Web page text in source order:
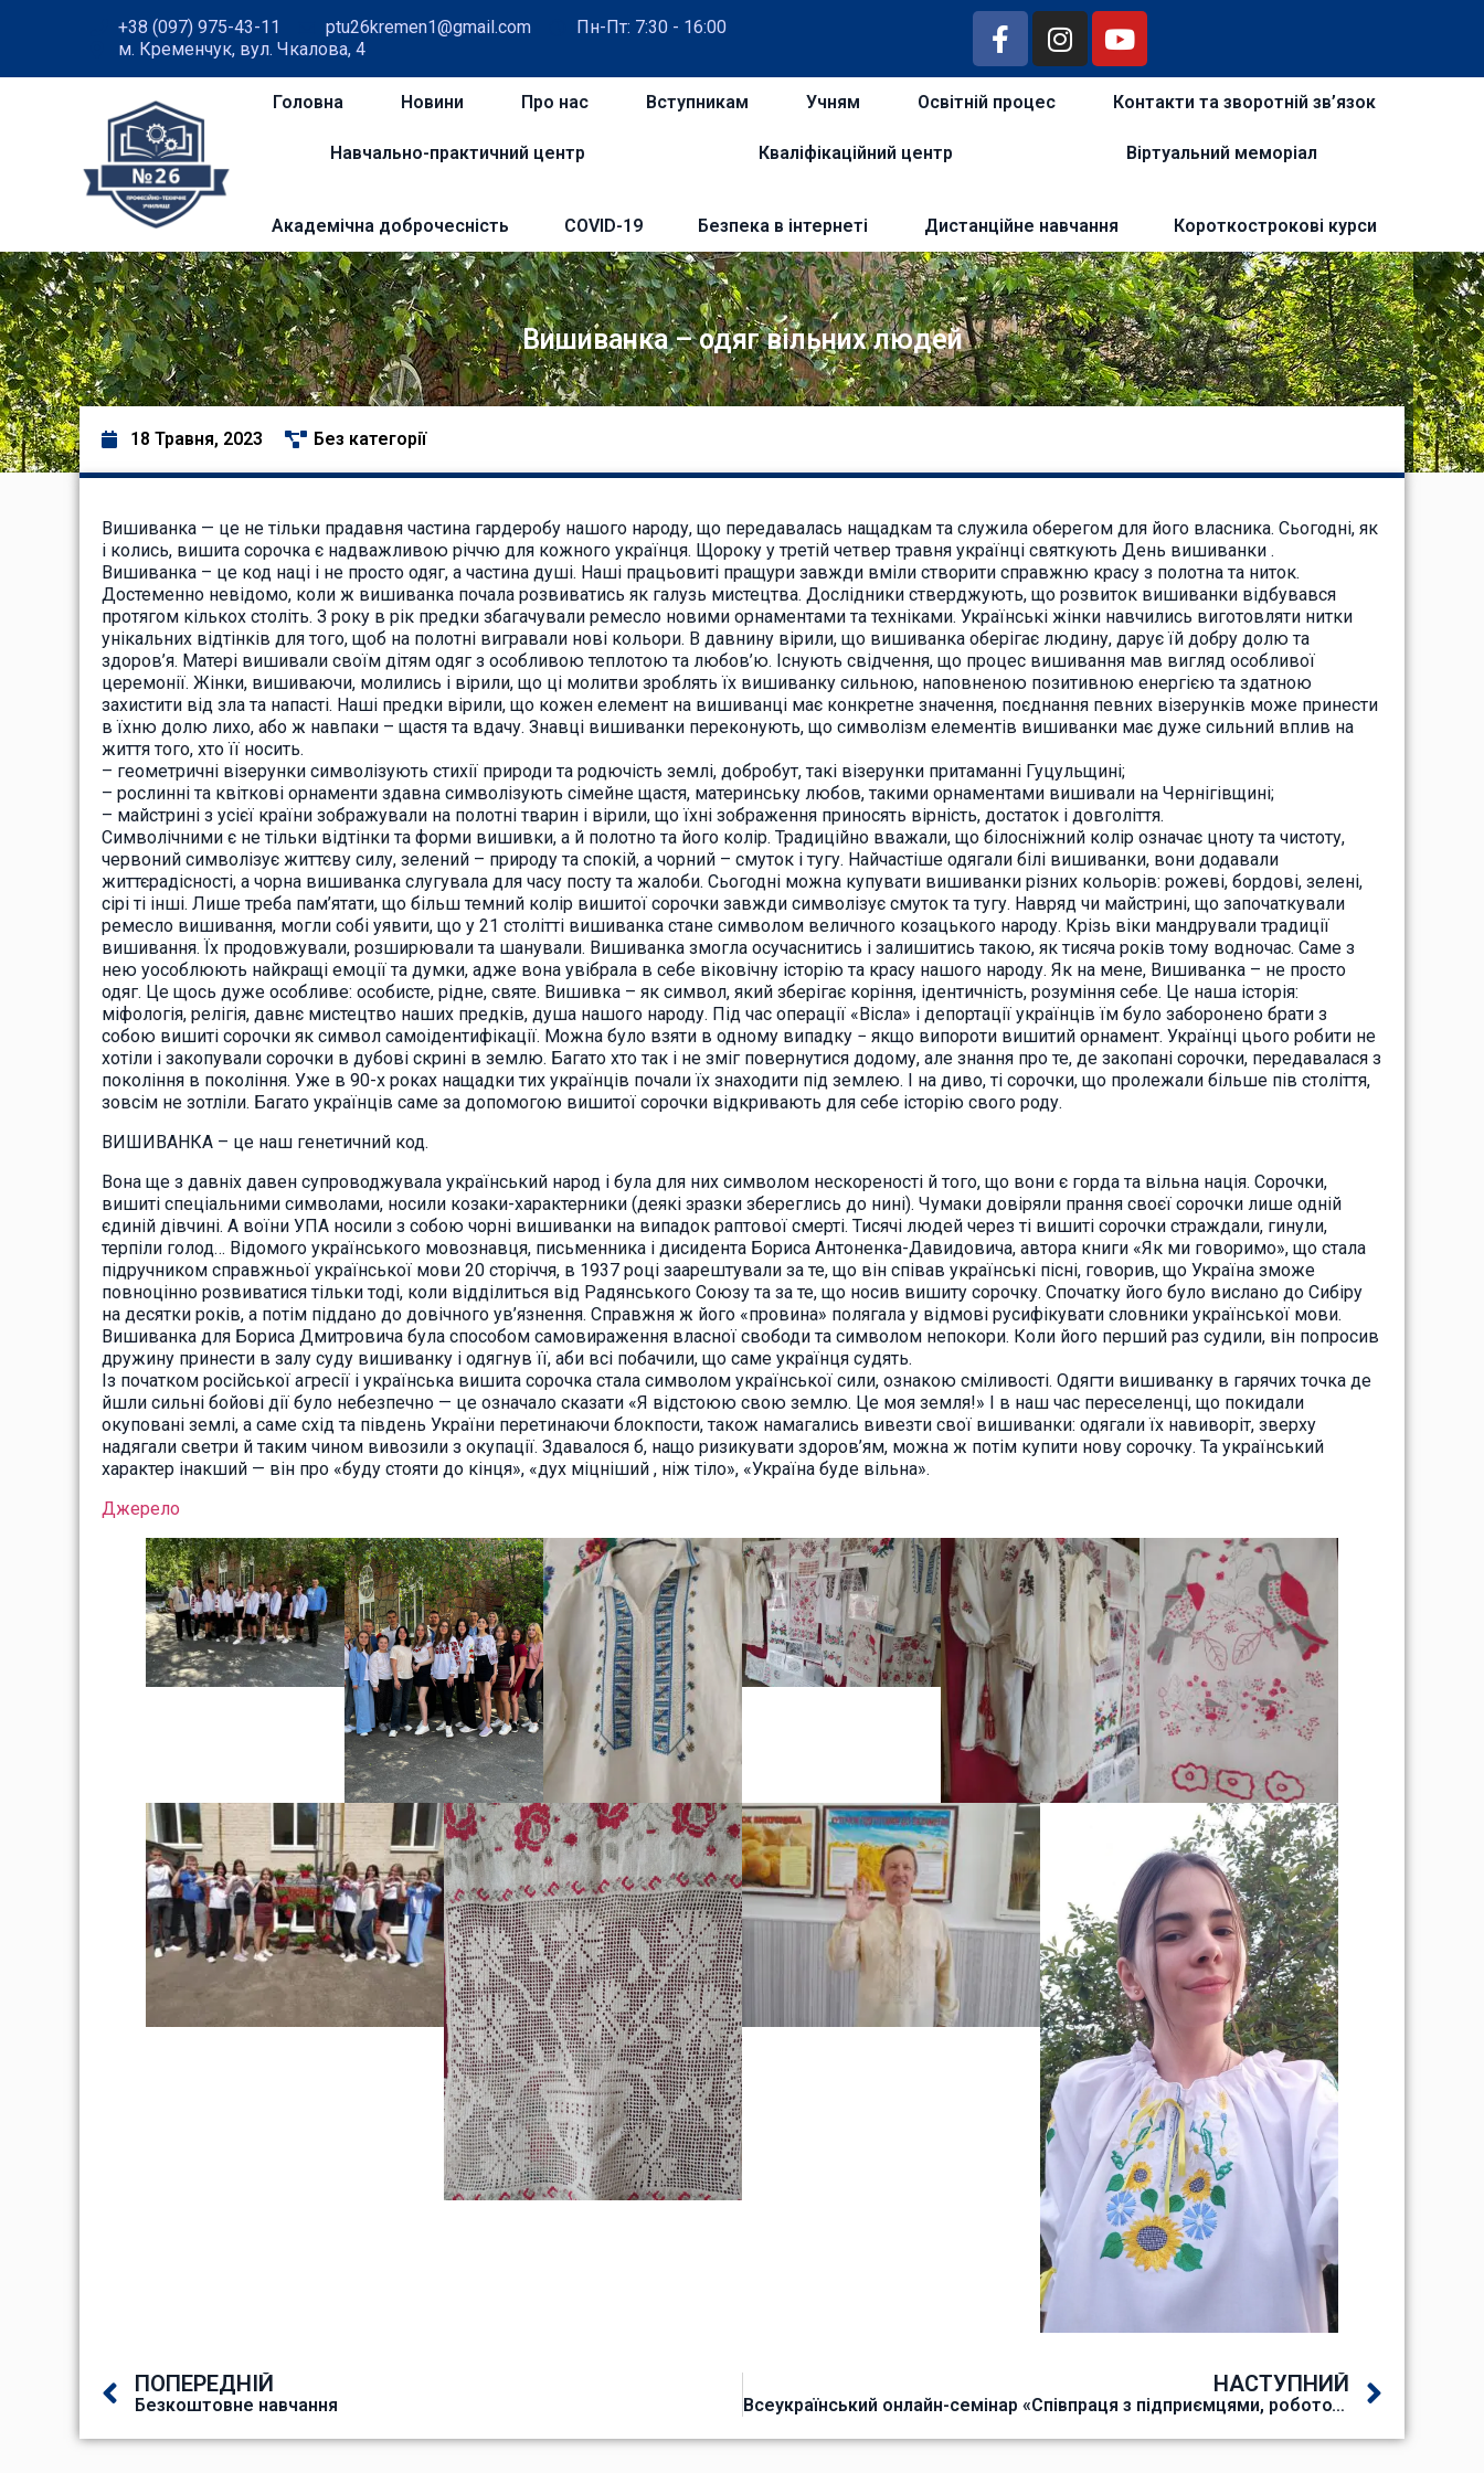
+38 (097) 975-43-11 ptu26kremen1@gmail.com
Пн-Пт: 7:30 - 16:00
м. Кременчук, вул. Чкалова, 4
Головна Новини Про нас Вступникам Учням Освітній процес Контакти та зворотній зв’язок
Навчально-практичний центр Кваліфікаційний центр Віртуальний меморіал
Академічна доброчесність COVID-19 Безпека в інтернеті Дистанційне навчання Короткострокові курси
Вишиванка – одяг вільних людей
18 Травня, 2023 Без категорії
Вишиванка — це не тільки прадавня частина гардеробу нашого народу, що передавалась нащадкам та служила оберегом для його власника. Сьогодні, як
і колись, вишита сорочка є надважливою річчю для кожного українця. Щороку у третій четвер травня українці святкують День вишиванки .
Вишиванка – це код наці і не просто одяг, а частина душі. Наші працьовиті пращури завжди вміли створити справжню красу з полотна та ниток.
Достеменно невідомо, коли ж вишиванка почала розвиватись як галузь мистецтва. Дослідники стверджують, що розвиток вишиванки відбувався
протягом кількох століть. З року в рік предки збагачували ремесло новими орнаментами та техніками. Українські жінки навчились виготовляти нитки
унікальних відтінків для того, щоб на полотні вигравали нові кольори. В давнину вірили, що вишиванка оберігає людину, дарує їй добру долю та
здоров’я. Матері вишивали своїм дітям одяг з особливою теплотою та любов’ю. Існують свідчення, що процес вишивання мав вигляд особливої
церемонії. Жінки, вишиваючи, молились і вірили, що ці молитви зроблять їх вишиванку сильною, наповненою позитивною енергією та здатною
захистити від зла та напасті. Наші предки вірили, що кожен елемент на вишиванці має конкретне значення, поєднання певних візерунків може принести
в їхню долю лихо, або ж навпаки – щастя та вдачу. Знавці вишиванки переконують, що символізм елементів вишиванки має дуже сильний вплив на
життя того, хто її носить.
– геометричні візерунки символізують стихії природи та родючість землі, добробут, такі візерунки притаманні Гуцульщині;
– рослинні та квіткові орнаменти здавна символізують сімейне щастя, материнську любов, такими орнаментами вишивали на Чернігівщині;
– майстрині з усієї країни зображували на полотні тварин і вірили, що їхні зображення приносять вірність, достаток і довголіття.
Символічними є не тільки відтінки та форми вишивки, а й полотно та його колір. Традиційно вважали, що білосніжний колір означає цноту та чистоту,
червоний символізує життєву силу, зелений – природу та спокій, а чорний – смуток і тугу. Найчастіше одягали білі вишиванки, вони додавали
життєрадісності, а чорна вишиванка слугувала для часу посту та жалоби. Сьогодні можна купувати вишиванки різних кольорів: рожеві, бордові, зелені,
сірі ті інші. Лише треба пам’ятати, що більш темний колір вишитої сорочки завжди символізує смуток та тугу. Навряд чи майстрині, що започаткували
ремесло вишивання, могли собі уявити, що у 21 столітті вишиванка стане символом величного козацького народу. Крізь віки мандрували традиції
вишивання. Їх продовжували, розширювали та шанували. Вишиванка змогла осучаснитись і залишитись такою, як тисяча років тому водночас. Саме з
нею уособлюють найкращі емоції та думки, адже вона увібрала в себе віковічну історію та красу нашого народу. Як на мене, Вишиванка – не просто
одяг. Це щось дуже особливе: особисте, рідне, святе. Вишивка – як символ, який зберігає коріння, ідентичність, розуміння себе. Це наша історія:
міфологія, релігія, давнє мистецтво наших предків, душа нашого народу. Під час операції «Вісла» і депортації українців їм було заборонено брати з
собою вишиті сорочки як символ самоідентифікації. Можна було взяти в одному випадку − якщо випороти вишитий орнамент. Українці цього робити не
хотіли і закопували сорочки в дубові скрині в землю. Багато хто так і не зміг повернутися додому, але знання про те, де закопані сорочки, передавалася з
покоління в покоління. Уже в 90-х роках нащадки тих українців почали їх знаходити під землею. І на диво, ті сорочки, що пролежали більше пів століття,
зовсім не зотліли. Багато українців саме за допомогою вишитої сорочки відкривають для себе історію свого роду.
ВИШИВАНКА – це наш генетичний код.
Вона ще з давніх давен супроводжувала український народ і була для них символом нескореності й того, що вони є горда та вільна нація. Сорочки,
вишиті спеціальними символами, носили козаки-характерники (деякі зразки збереглись до нині). Чумаки довіряли прання своєї сорочки лише одній
єдиній дівчині. А воїни УПА носили з собою чорні вишиванки на випадок раптової смерті. Тисячі людей через ті вишиті сорочки страждали, гинули,
терпіли голод… Відомого українського мовознавця, письменника і дисидента Бориса Антоненка-Давидовича, автора книги «Як ми говоримо», що стала
підручником справжньої української мови 20 сторіччя, в 1937 році заарештували за те, що він співав українські пісні, говорив, що Україна зможе
повноцінно розвиватися тільки тоді, коли відділиться від Радянського Союзу та за те, що носив вишиту сорочку. Спочатку його було вислано до Сибіру
на десятки років, а потім піддано до довічного ув’язнення. Справжня ж його «провина» полягала у відмові русифікувати словники української мови.
Вишиванка для Бориса Дмитровича була способом самовираження власної свободи та символом непокори. Коли його перший раз судили, він попросив
дружину принести в залу суду вишиванку і одягнув її, аби всі побачили, що саме українця судять.
Із початком російської агресії і українська вишита сорочка стала символом української сили, ознакою сміливості. Одягти вишиванку в гарячих точка де
йшли сильні бойові дії було небезпечно — це означало сказати «Я відстоюю свою землю. Це моя земля!» І в наш час переселенці, що покидали
окуповані землі, а саме схід та південь України перетинаючи блокпости, також намагались вивезти свої вишиванки: одягали їх навиворіт, зверху
надягали светри й таким чином вивозили з окупації. Здавалося б, нащо ризикувати здоров’ям, можна ж потім купити нову сорочку. Та український
характер інакший — він про «буду стояти до кінця», «дух міцніший , ніж тіло», «Україна буде вільна».
Джерело
ПОПЕРЕДНІЙ
Безкоштовне навчання
НАСТУПНИЙ
Всеукраїнський онлайн-семінар «Співпраця з підприємцями, роботодавцями – запорука якісної підготовки робітничих кадрів» у рамках Чотирнадцятої міжнародної виставки «Сучасні заклади освіти»